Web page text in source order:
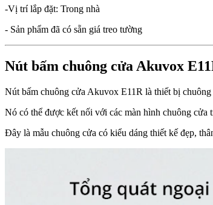
-Vị trí lắp đặt: Trong nhà
- Sản phẩm đã có sẵn giá treo tường
Nút bấm chuông cửa Akuvox
Nút bấm chuông cửa Akuvox E11R là thiết bị
Nó có thể được kết nối với các màn hình chuông
Đây là mẫu chuông cửa có kiểu dáng thiết kế đẹp,